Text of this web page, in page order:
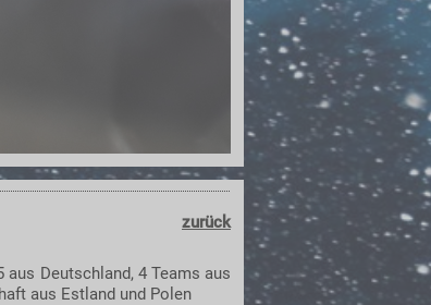
zurück
aus Deutschland, 4 Teams aus
aus Estland und Polen